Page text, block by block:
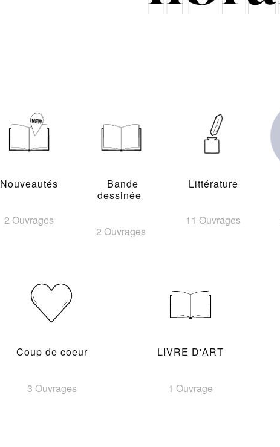
Nouveautés
2 Ouvrages
Bande
dessinée
2 Ouvrages
Littérature
11 Ouvrages
Coup de coeur
3 Ouvrages
LIVRE D'ART
1 Ouvrage